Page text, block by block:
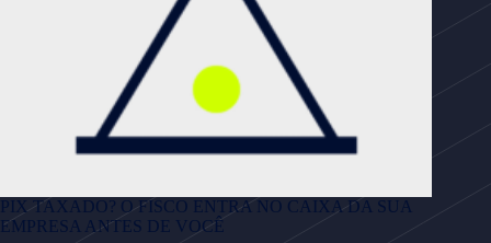
PIX TAXADO? O FISCO ENTRA NO CAIXA DA SUA
EMPRESA ANTES DE VOCÊ